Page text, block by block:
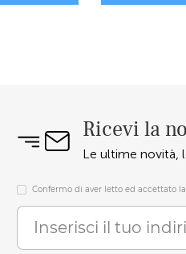
Ricevi la
Le ultime novità,
Confermo di aver letto ed accettato la